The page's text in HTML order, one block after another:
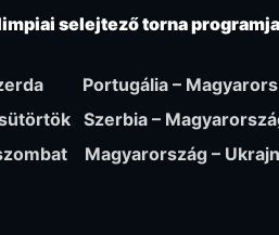
selejtező torna
Portugália –
Szerbia –
Magyarország –